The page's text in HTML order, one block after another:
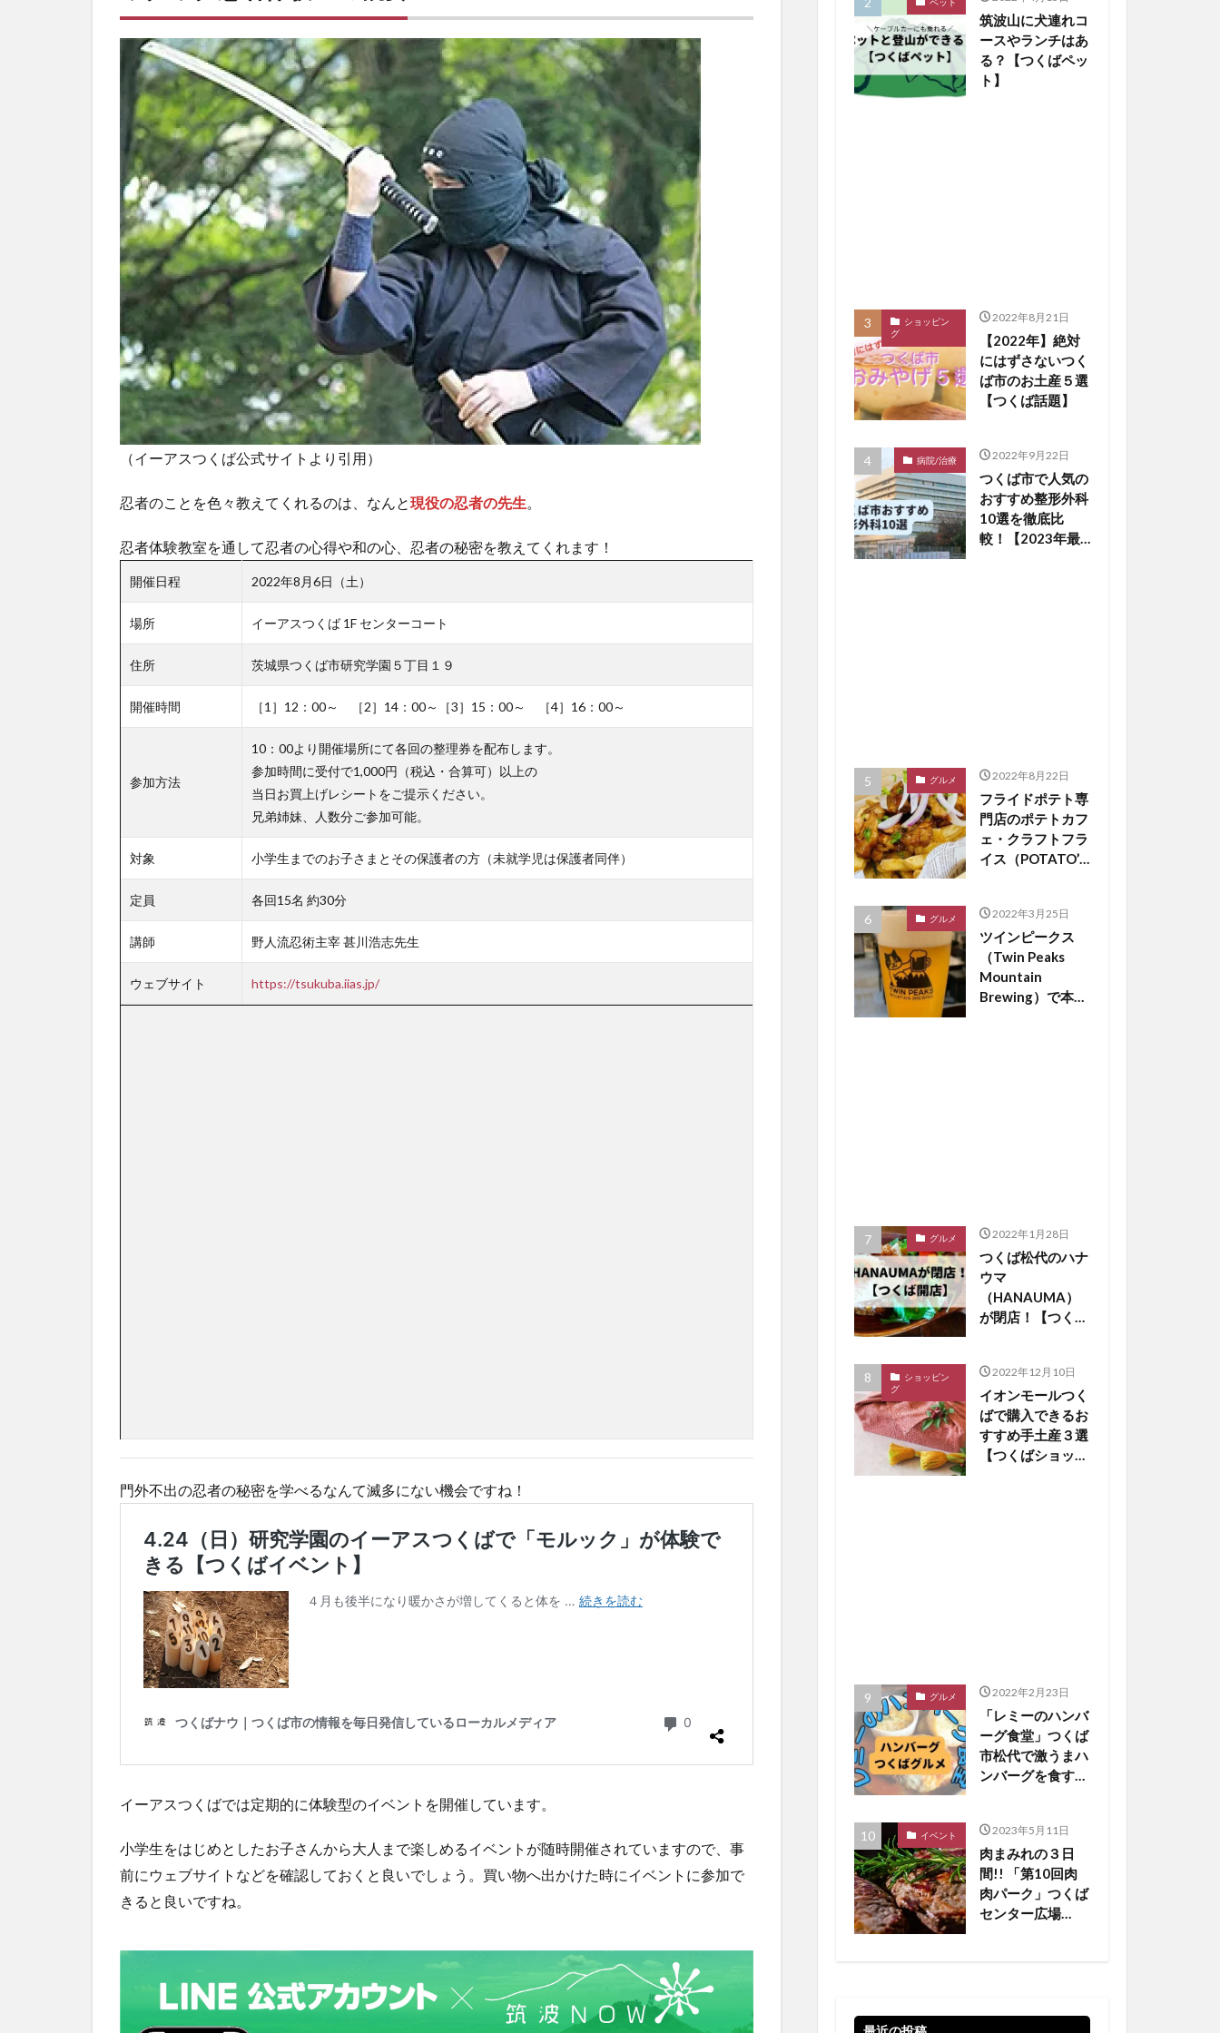
（イーアスつくば公式サイトより引用）
忍者のことを色々教えてくれるのは、なんと現役の忍者の先生
忍者体験教室を通して忍者の心得や和の心、忍者の秘密を教えてくれます！
開催日程 2022年8月6日（土）
場所 イーアスつくば 1F センターコート
住所 茨城県つくば市研究学園５丁目１９
開催時間 ［1］12：00～ ［2］14：00～［3］15：00～ ［4］16：00～
参加方法
10：00より開催場所にて各回の整理券を配布します。
参加時間に受付で1,000円（税込・合算可）以上の
当日お買上げレシートをご提示ください。
兄弟姉妹、人数分ご参加可能。
対象 小学生までのお子さまとその保護者の方（未就学児は保護者同伴）
定員 各回15名 約30分
講師 野人流忍術主宰 甚川浩志先生
ウェブサイト https://tsukuba.iias.jp/
門外不出の忍者の秘密を学べるなんて滅多にない機会ですね！
イーアスつくばでは定期的に体験型のイベントを開催しています。
小学生をはじめとしたお子さんから大人まで楽しめるイベントが随時開催されていますので、事
前にウェブサイトなどを確認しておくと良いでしょう。買い物へ出かけた時にイベントに参加で
きると良いですね。
筑波山に犬連れコ
ースやランチはあ
る？【つくばペッ
ト】
ショッピン
グ
2022年8月21日
【2022年】絶対
にはずさないつく
ば市のお土産５選
【つくば話題】
病院/治療 2022年9月22日
つくば市で人気の
おすすめ整形外科
10選を徹底比
較！【2023年最
グルメ 2022年8月22日
フライドポテト専
門店のポテトカフ
ェ・クラフトフラ
イス（POTATO’S
くば市松代にオー
プン【つくば開
店】
グルメ 2022年3月25日
ツインピークス
（Twin Peaks
Mountain
Brewing）で本場
グルメ 2022年1月28日
つくば松代のハナ
ウマ
（HANAUMA）
が閉店！【つくば
ショッピン
グ
2022年12月10日
イオンモールつく
ばで購入できるお
すすめ手土産３選
【つくばショッピ
グルメ 2022年2月23日
「レミーのハンバ
ーグ食堂」つくば
市松代で激うまハ
ンバーグを食す
イベント 2023年5月11日
肉まみれの３日
間!! 「第10回肉
肉パーク」つくば
センター広場